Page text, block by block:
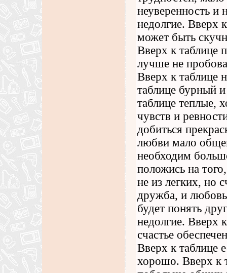
неуверенность и
недолгие. Вверх
может быть
Вверх к таблице
лучше не
Вверх к таблице
таблице бурный
таблице теплые,
чувств и
добиться
любви мало
необходим
положись на
не из легких, но
дружба, и
будет понять
недолгие. Вверх
счастье
Вверх к таблице
хорошо. Вверх к